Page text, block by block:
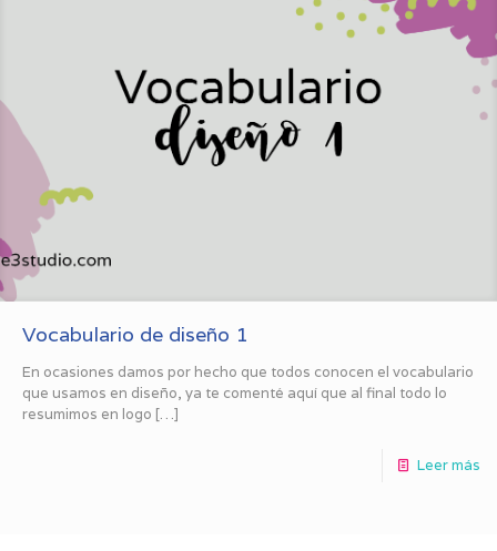
Vocabulario de diseño 1
En ocasiones damos por hecho que todos conocen el vocabulario
que usamos en diseño, ya te comenté aquí que al final todo lo
resumimos en logo […]
Leer más